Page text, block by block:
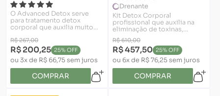
O Advanced Detox serve
para tratamento detox
corporal que auxilia muito
protocolos de redução de
gordura, edema e de celulite.
R$ 267,00
R$ 200,25 25% OFF
ou 3x de R$ 66,75 sem juros
COMPRAR
Drenante
Kit Detox Corporal
profissional que auxilia na
eliminação de toxinas,
redução de edemas e
melhora da textura da pele
em protocolos corporais
R$ 610,00
R$ 457,50 25% OFF
ou 6x de R$ 76,25 sem juros
COMPRAR